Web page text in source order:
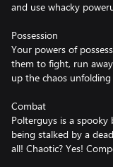
and use whacky
Possession
Your powers of
them to fight, run
up the chaos
Combat
Polterguys is a spooky
being stalked by a
all! Chaotic? Yes!